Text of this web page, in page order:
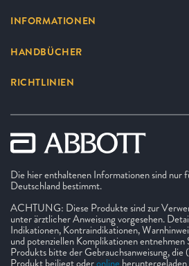
INFORMATIONEN
HANDBÜCHER
RICHTLINIEN
Die hier enthaltenen Informationen sind nur
Deutschland bestimmt.
ACHTUNG: Diese Produkte sind zur
unter ärztlicher Anweisung vorgesehen.
Indikationen, Kontraindikationen,
und potenziellen Komplikationen entnehmen
Produkts bitte der Gebrauchsanweisung,